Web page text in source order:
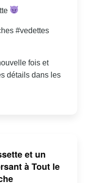
#vedettes
fois et
détails dans les
et un
à Tout le